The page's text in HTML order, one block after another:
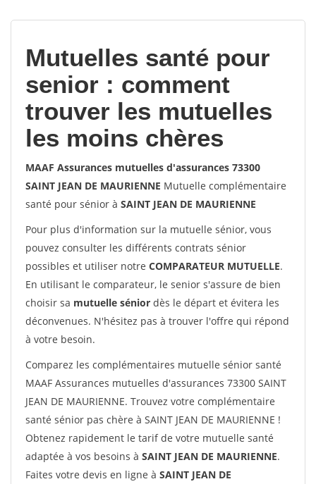
Mutuelles santé pour
senior : comment
trouver les mutuelles
les moins chères
MAAF Assurances mutuelles d'assurances 73300
SAINT JEAN DE MAURIENNE Mutuelle complémentaire
santé pour sénior à SAINT JEAN DE MAURIENNE
Pour plus d'information sur la mutuelle sénior, vous
pouvez consulter les différents contrats sénior
possibles et utiliser notre COMPARATEUR MUTUELLE.
En utilisant le comparateur, le senior s'assure de bien
choisir sa mutuelle sénior dès le départ et évitera les
déconvenues. N'hésitez pas à trouver l'offre qui répond
à votre besoin.
Comparez les complémentaires mutuelle sénior santé
MAAF Assurances mutuelles d'assurances 73300 SAINT
JEAN DE MAURIENNE. Trouvez votre complémentaire
santé sénior pas chère à SAINT JEAN DE MAURIENNE !
Obtenez rapidement le tarif de votre mutuelle santé
adaptée à vos besoins à SAINT JEAN DE MAURIENNE.
Faites votre devis en ligne à SAINT JEAN DE